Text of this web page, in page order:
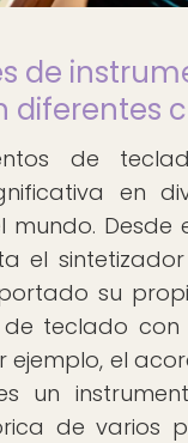
de
diferentes
de
en
mundo. Desde
el
su
de teclado
ejemplo, el
un
de varios